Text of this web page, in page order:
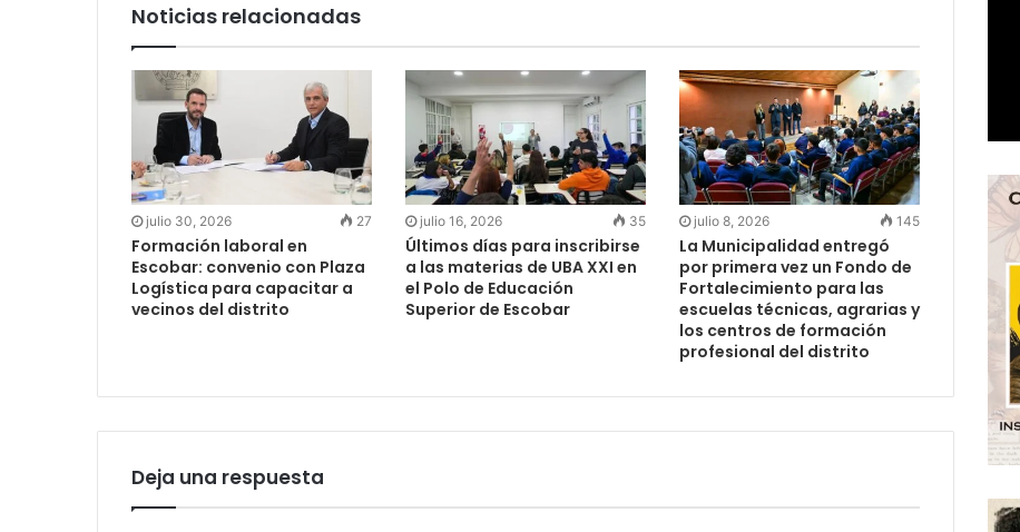
Noticias relacionadas
julio 30, 2026 27
Formación laboral en
Escobar: convenio con Plaza
Logística para capacitar a
vecinos del distrito
julio 16, 2026 35
Últimos días para inscribirse
a las materias de UBA XXI en
el Polo de Educación
Superior de Escobar
julio 8, 2026 145
La Municipalidad entregó
por primera vez un Fondo de
Fortalecimiento para las
escuelas técnicas, agrarias y
los centros de formación
profesional del distrito
Deja una respuesta